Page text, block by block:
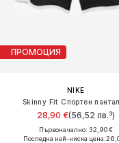
ПРОМОЦИЯ
NIKE
Skinny Fit Спортен
28,90 €(56,52 лв.³)
Първоначално: 32,90 €
Последна най-ниска цена: